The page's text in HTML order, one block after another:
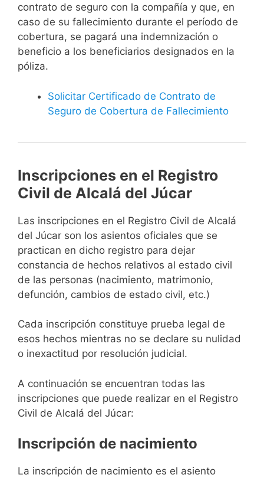
contrato de seguro con la compañía y que, en
caso de su fallecimiento durante el período de
cobertura, se pagará una indemnización o
beneficio a los beneficiarios designados en la
póliza.
Solicitar Certificado de Contrato de
Seguro de Cobertura de Fallecimiento
Inscripciones en el Registro
Civil de Alcalá del Júcar
Las inscripciones en el Registro Civil de Alcalá
del Júcar son los asientos oficiales que se
practican en dicho registro para dejar
constancia de hechos relativos al estado civil
de las personas (nacimiento, matrimonio,
defunción, cambios de estado civil, etc.)
Cada inscripción constituye prueba legal de
esos hechos mientras no se declare su nulidad
o inexactitud por resolución judicial.
A continuación se encuentran todas las
inscripciones que puede realizar en el Registro
Civil de Alcalá del Júcar:
Inscripción de nacimiento
La inscripción de nacimiento es el asiento